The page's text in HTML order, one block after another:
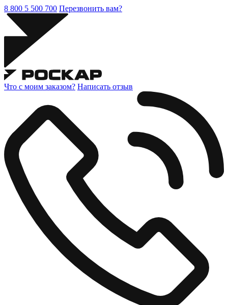
8 800 5 500 700 Перезвонить вам?
Что с моим заказом? Написать отзыв